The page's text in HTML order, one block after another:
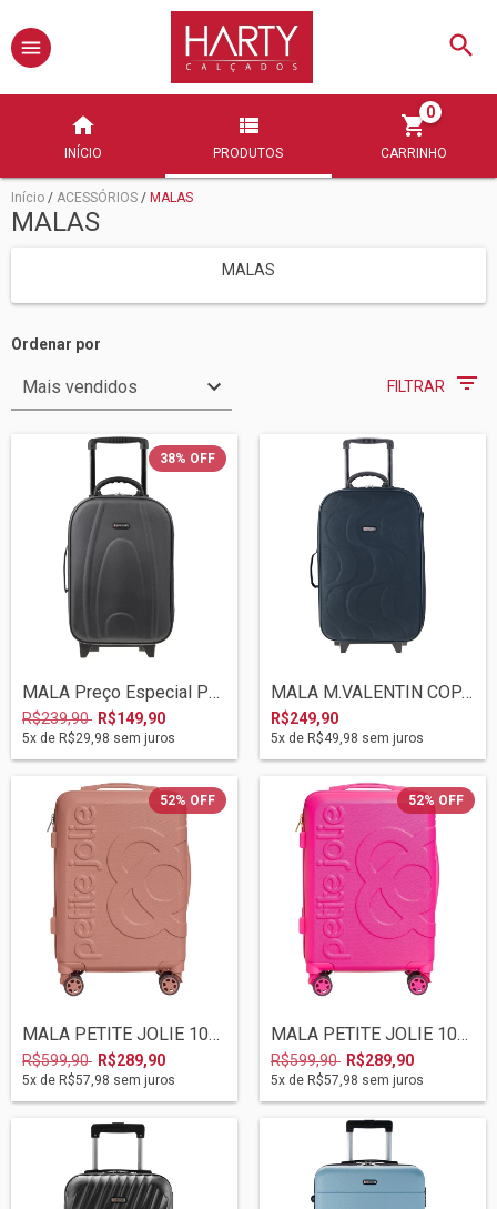
INÍCIO PRODUTOS CARRINHO
0
Início / ACESSÓRIOS / MALAS
MALAS
MALAS
Ordenar por
FILTRAR
38% OFF
MALA Preço Especial Por Leve Defeito Des...
R$239,90 R$149,90
5x de R$29,98 sem juros
MALA M.VALENTIN COPACABANA 12/2023 2027...
R$249,90
5x de R$49,98 sem juros
52% OFF
MALA PETITE JOLIE 10/2023 PJ10757C ROSA...
R$599,90 R$289,90
5x de R$57,98 sem juros
52% OFF
MALA PETITE JOLIE 10/2023 PJ10757A PINK
R$599,90 R$289,90
5x de R$57,98 sem juros